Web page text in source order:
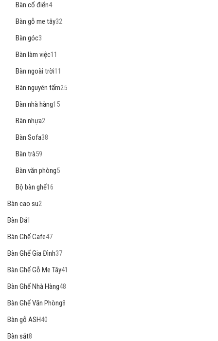
Bàn cổ điển4
Bàn gỗ me tây32
Bàn góc3
Bàn làm việc11
Bàn ngoài trời11
Bàn nguyên tấm25
Bàn nhà hàng15
Bàn nhựa2
Bàn Sofa38
Bàn trà59
Bàn văn phòng5
Bộ bàn ghế16
Bàn cao su2
Bàn Đá1
Bàn Ghế Cafe47
Bàn Ghế Gia Đình37
Bàn Ghế Gỗ Me Tây41
Bàn Ghế Nhà Hàng48
Bàn Ghế Văn Phòng8
Bàn gỗ ASH40
Bàn sắt8